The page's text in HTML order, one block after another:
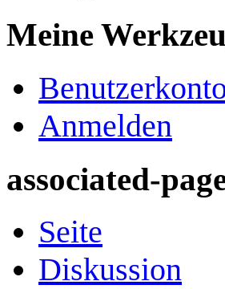
Meine
Anmelden
associated-
Seite
Diskussion